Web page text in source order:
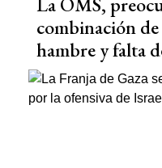
combinación
hambre y falta